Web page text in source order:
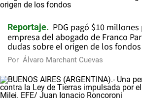
Reportaje
PDG pagó $10
empresa del abogado de Franco
dudas sobre el origen de los fondos
Por Álvaro Marchant Cuevas